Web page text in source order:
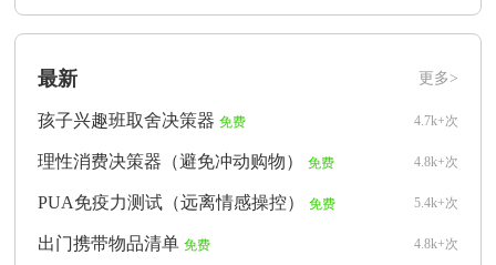
更多>
最新
4.7k+次
孩子兴趣班取舍决策器 免费
4.8k+次
理性消费决策器（避免冲动购物） 免费
5.4k+次
PUA免疫力测试（远离情感操控） 免费
4.8k+次
出门携带物品清单 免费